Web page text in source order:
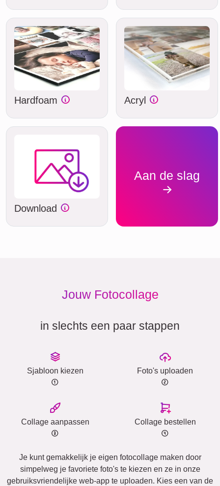
Hardfoam Acryl
Download
Aan de slag
Jouw Fotocollage
in slechts een paar stappen
Sjabloon kiezen Foto's uploaden
Collage aanpassen Collage bestellen
Je kunt gemakkelijk je eigen fotocollage maken door
simpelweg je favoriete foto's te kiezen en ze in onze
gebruiksvriendelijke web-app te uploaden. Kies een van de